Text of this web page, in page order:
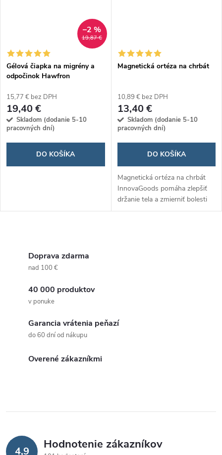
19,87 €
–2 %
Gélová čiapka na migrény a
odpočinok Hawfron
15,77 € bez DPH
19,40 €
Skladom (dodanie 5-10
pracovných dní)
DO KOŠÍKA
Magnetická ortéza na chrbát
10,89 € bez DPH
13,40 €
Skladom (dodanie 5-10
pracovných dní)
DO KOŠÍKA
Magnetická ortéza na chrbát
InnovaGoods pomáha zlepšiť
držanie tela a zmierniť bolesti
chrbta pomocou 12
p
r
Doprava zdarma
nad 100 €
40 000 produktov
v ponuke
Garancia vrátenia peňazí
do 60 dní od nákupu
Overené zákazníkmi
4,9 Hodnotenie zákazníkov